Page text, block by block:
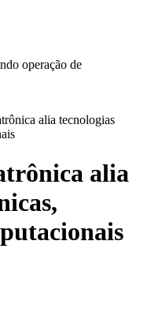
alia tecnologias
alia